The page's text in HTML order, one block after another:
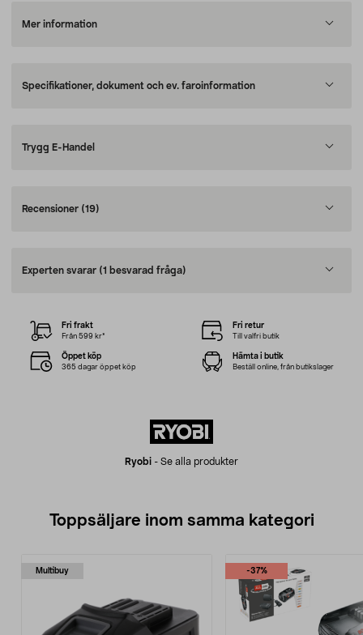
Mer information
Specifikationer, dokument och ev. faroinformation
Trygg E-Handel
Recensioner (19)
Experten svarar (1 besvarad fråga)
Ryobi - Se alla produkter
Fri frakt
Från 599 kr*
Fri retur
Till valfri butik
Öppet köp
365 dagar öppet köp
Hämta i butik
Beställ online, från butikslager
Toppsäljare inom samma kategori
Multibuy -37%